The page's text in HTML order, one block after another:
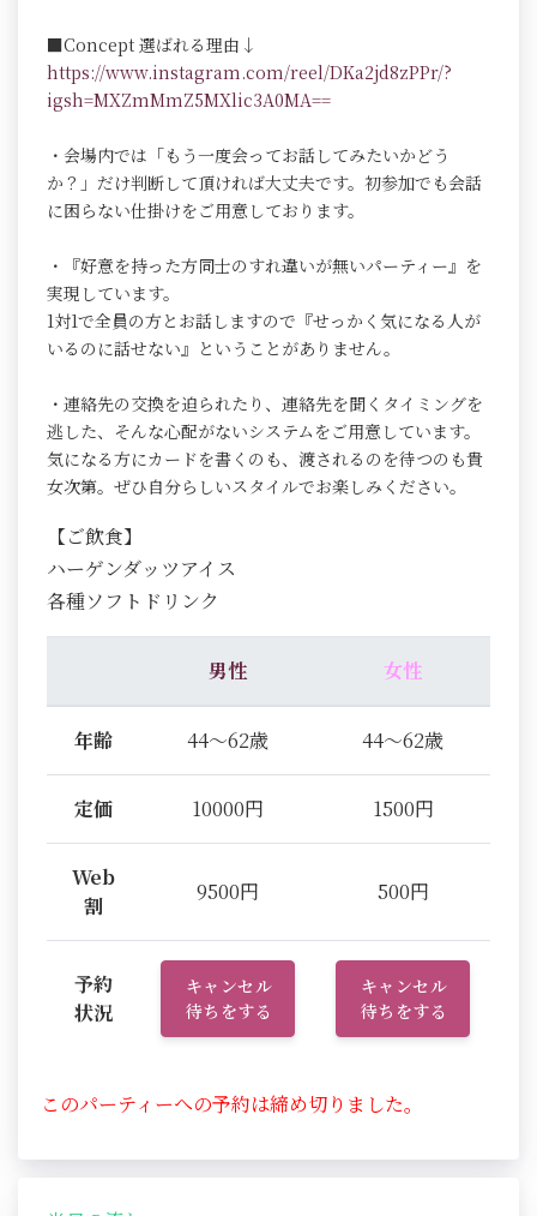
■Concept 選ばれる理由↓
https://www.instagram.com/reel/DKa2jd8zPPr/?
igsh=MXZmMmZ5MXlic3A0MA==
・会場内では「もう一度会ってお話してみたいかどう
か？」だけ判断して頂ければ大丈夫です。初参加でも会話
に困らない仕掛けをご用意しております。
・『好意を持った方同士のすれ違いが無いパーティー』を
実現しています。
1対1で全員の方とお話しますので『せっかく気になる人が
いるのに話せない』ということがありません。
・連絡先の交換を迫られたり、連絡先を聞くタイミングを
逃した、そんな心配がないシステムをご用意しています。
気になる方にカードを書くのも、渡されるのを待つのも貴
女次第。ぜひ自分らしいスタイルでお楽しみください。
【ご飲食】
ハーゲンダッツアイス
各種ソフトドリンク
男性 女性
年齢 44～62歳 44～62歳
定価 10000円 1500円
Web
割
9500円 500円
予約
状況
キャンセル
待ちをする
キャンセル
待ちをする
このパーティーへの予約は締め切りました。